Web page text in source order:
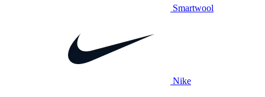
Smartwool
Nike